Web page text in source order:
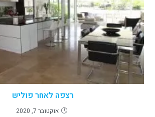
רצפה לאחר פוליש
אוקטובר 7, 2020